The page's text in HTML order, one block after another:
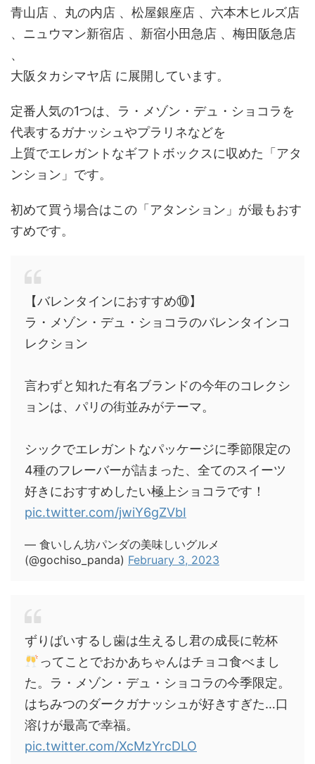
青山店 、丸の内店 、松屋銀座店 、六本木ヒルズ店
、ニュウマン新宿店 、新宿小田急店 、梅田阪急店
、
大阪タカシマヤ店 に展開しています。
定番人気の1つは、ラ・メゾン・デュ・ショコラを
代表するガナッシュやプラリネなどを
上質でエレガントなギフトボックスに収めた「アタ
ンション」です。
初めて買う場合はこの「アタンション」が最もおす
すめです。
【バレンタインにおすすめ⑩】
ラ・メゾン・デュ・ショコラのバレンタインコ
レクション
言わずと知れた有名ブランドの今年のコレクシ
ョンは、パリの街並みがテーマ。
シックでエレガントなパッケージに季節限定の
4種のフレーバーが詰まった、全てのスイーツ
好きにおすすめしたい極上ショコラです！
pic.twitter.com/jwiY6gZVbI
— 食いしん坊パンダの美味しいグルメ
(@gochiso_panda) February 3, 2023
ずりばいするし歯は生えるし君の成長に乾杯
ってことでおかあちゃんはチョコ食べまし
た。ラ・メゾン・デュ・ショコラの今季限定。
はちみつのダークガナッシュが好きすぎた…口
溶けが最高で幸福。
pic.twitter.com/XcMzYrcDLO